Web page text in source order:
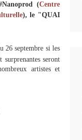
(Centre
), le "QUAI
26 septembre si les
seront
artistes et